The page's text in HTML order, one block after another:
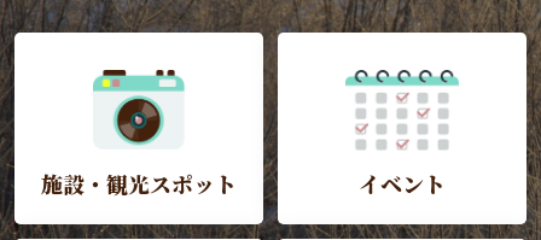
施設・観光スポット イベント